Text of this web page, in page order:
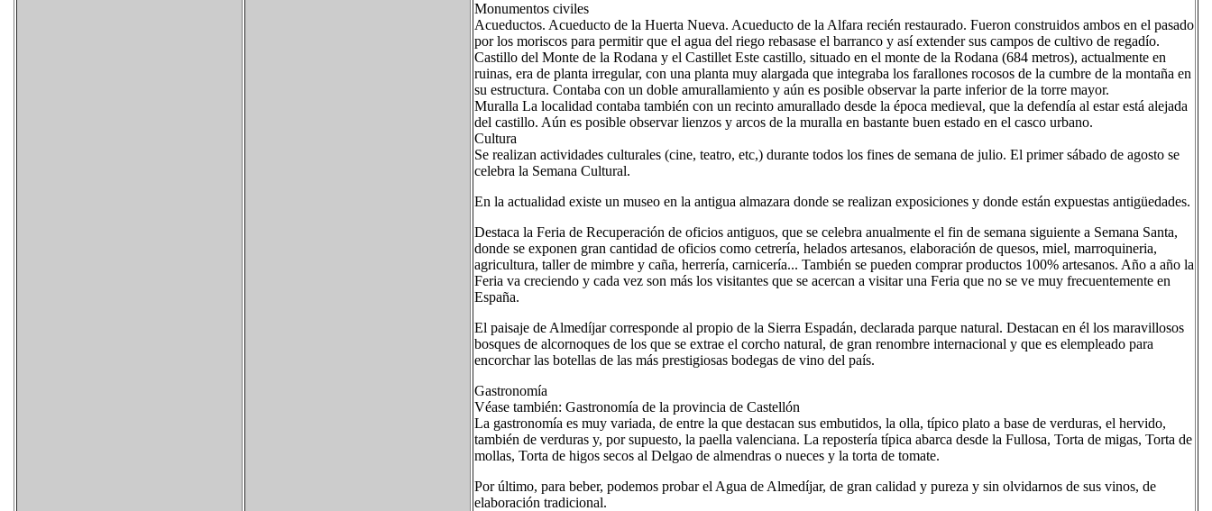
Monumentos civiles
Acueductos. Acueducto de la Huerta Nueva. Acueducto de la Alfara recién restaurado. Fueron construidos ambos en el pasado
por los moriscos para permitir que el agua del riego rebasase el barranco y así extender sus campos de cultivo de regadío.
Castillo del Monte de la Rodana y el Castillet Este castillo, situado en el monte de la Rodana (684 metros), actualmente en
ruinas, era de planta irregular, con una planta muy alargada que integraba los farallones rocosos de la cumbre de la montaña en
su estructura. Contaba con un doble amurallamiento y aún es posible observar la parte inferior de la torre mayor.
Muralla La localidad contaba también con un recinto amurallado desde la época medieval, que la defendía al estar está alejada
del castillo. Aún es posible observar lienzos y arcos de la muralla en bastante buen estado en el casco urbano.
Cultura
Se realizan actividades culturales (cine, teatro, etc,) durante todos los fines de semana de julio. El primer sábado de agosto se
celebra la Semana Cultural.
En la actualidad existe un museo en la antigua almazara donde se realizan exposiciones y donde están expuestas antigüedades.
Destaca la Feria de Recuperación de oficios antiguos, que se celebra anualmente el fin de semana siguiente a Semana Santa,
donde se exponen gran cantidad de oficios como cetrería, helados artesanos, elaboración de quesos, miel, marroquineria,
agricultura, taller de mimbre y caña, herrería, carnicería... También se pueden comprar productos 100% artesanos. Año a año la
Feria va creciendo y cada vez son más los visitantes que se acercan a visitar una Feria que no se ve muy frecuentemente en
España.
El paisaje de Almedíjar corresponde al propio de la Sierra Espadán, declarada parque natural. Destacan en él los maravillosos
bosques de alcornoques de los que se extrae el corcho natural, de gran renombre internacional y que es elempleado para
encorchar las botellas de las más prestigiosas bodegas de vino del país.
Gastronomía
Véase también: Gastronomía de la provincia de Castellón
La gastronomía es muy variada, de entre la que destacan sus embutidos, la olla, típico plato a base de verduras, el hervido,
también de verduras y, por supuesto, la paella valenciana. La repostería típica abarca desde la Fullosa, Torta de migas, Torta de
mollas, Torta de higos secos al Delgao de almendras o nueces y la torta de tomate.
Por último, para beber, podemos probar el Agua de Almedíjar, de gran calidad y pureza y sin olvidarnos de sus vinos, de
elaboración tradicional.